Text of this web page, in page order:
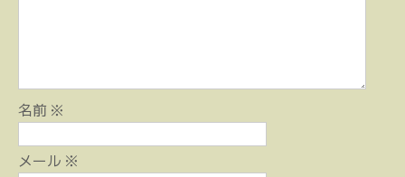
名前 ※
メール ※